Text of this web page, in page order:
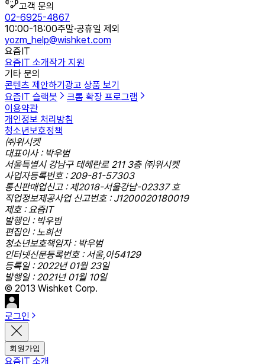
고객 문의
02-6925-4867
10:00-18:00주말·공휴일 제외
yozm_help@wishket.com
요즘IT
요즘IT 소개작가 지원
기타 문의
콘텐츠 제안하기 광고 상품 보기
요즘IT 슬랙봇
크롬 확장 프로그램
이용약관
개인정보 처리방침
청소년보호정책
㈜위시켓
대표이사 : 박우범
서울특별시 강남구 테헤란로 211 3층 ㈜위시켓
사업자등록번호 : 209-81-57303
통신판매업신고 : 제2018-서울강남-02337 호
직업정보제공사업 신고번호 : J1200020180019
제호 : 요즘IT
발행인 : 박우범
편집인 : 노희선
청소년보호책임자 : 박우범
인터넷신문등록번호 : 서울,아54129
등록일 : 2022년 01월 23일
발행일 : 2021년 01월 10일
© 2013 Wishket Corp.
로그인
회원가입
요즘IT 소개